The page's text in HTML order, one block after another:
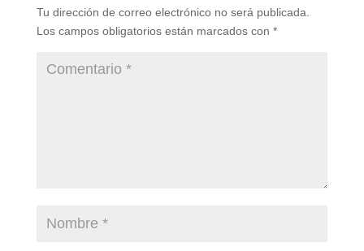
Tu dirección de correo electrónico no será publicada.
Los campos obligatorios están marcados con *